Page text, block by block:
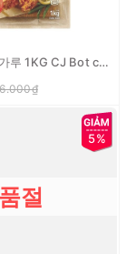
CJ 치킨 튀김가루 1KG CJ Bot chien ga
5%
품절